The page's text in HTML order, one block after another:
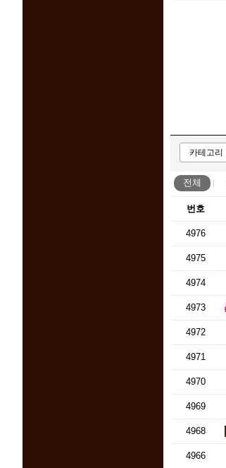
전체
번호
4976
4975
4974
4973
4972
4971
4970
4969
4968
4966